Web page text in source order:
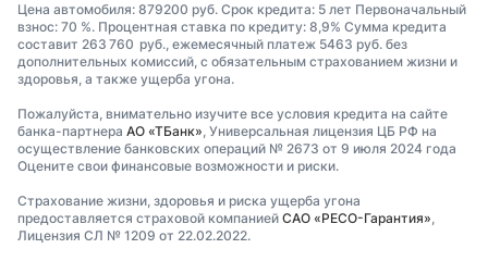
Цена автомобиля: 879200 руб. Срок кредита: 5 лет Первоначальный
взнос: 70 %. Процентная ставка по кредиту: 8,9% Сумма кредита
составит 263 760 руб., ежемесячный платеж 5463 руб. без
дополнительных комиссий, с обязательным страхованием жизни и
здоровья, а также ущерба угона.
Пожалуйста, внимательно изучите все условия кредита на сайте
банка-партнера АО «ТБанк», Универсальная лицензия ЦБ РФ на
осуществление банковских операций № 2673 от 9 июля 2024 года
Оцените свои финансовые возможности и риски.
Страхование жизни, здоровья и риска ущерба угона
предоставляется страховой компанией САО «РЕСО-Гарантия»,
Лицензия СЛ № 1209 от 22.02.2022.